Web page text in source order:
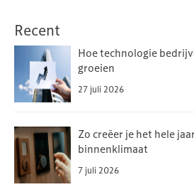
Recent
Hoe technologie
groeien
27 juli 2026
Zo creëer je het hele
binnenklimaat
7 juli 2026